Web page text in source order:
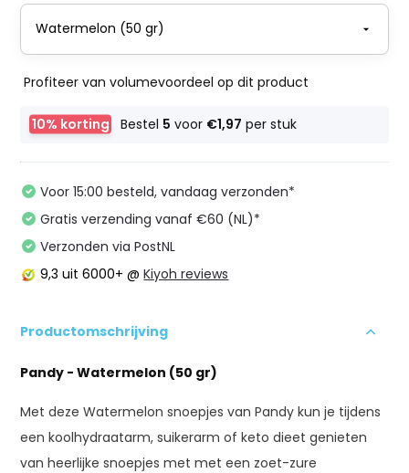
Profiteer van volumevoordeel op dit product
10% korting Bestel 5 voor €1,97 per stuk
Voor 15:00 besteld, vandaag verzonden*
Gratis verzending vanaf €60 (NL)*
Verzonden via PostNL
9,3 uit 6000+ @Kiyoh reviews
Productomschrijving
Pandy - Watermelon (50 gr)
Met deze Watermelon snoepjes van Pandy kun je tijdens
een koolhydraatarm, suikerarm of keto dieet genieten
van heerlijke snoepjes met met een zoet-zure